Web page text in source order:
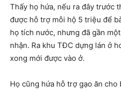
Thấy họ hứa, nếu ra đây trước
được hỗ trợ mỗi hộ 5 triệu để
họ tích nước, nhưng đã gần
nhận. Ra khu TĐC dựng lán ở
xong mới được vào ở.
Họ cũng hứa hỗ trợ gạo ăn cho